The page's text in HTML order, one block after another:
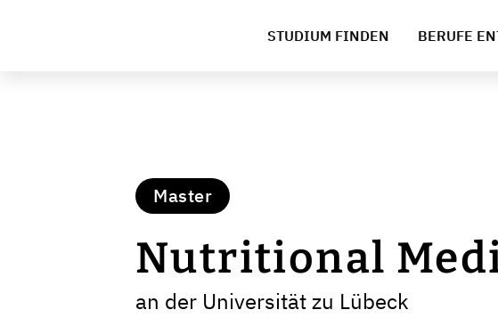
STUDIUM FINDEN BERUFE
Master
Nutritional
an der Universität zu Lübeck